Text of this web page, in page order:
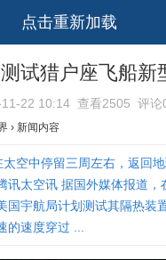
点击重新加载
试猎户座飞船新
22 10:14 查看2505 评论
› 新闻内容
空中停留三周左右，返回
讯太空讯 据国外媒体报道，
国宇航局计划测试其隔热装
的速度穿过 ...